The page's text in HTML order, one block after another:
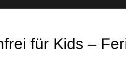
für Kids –